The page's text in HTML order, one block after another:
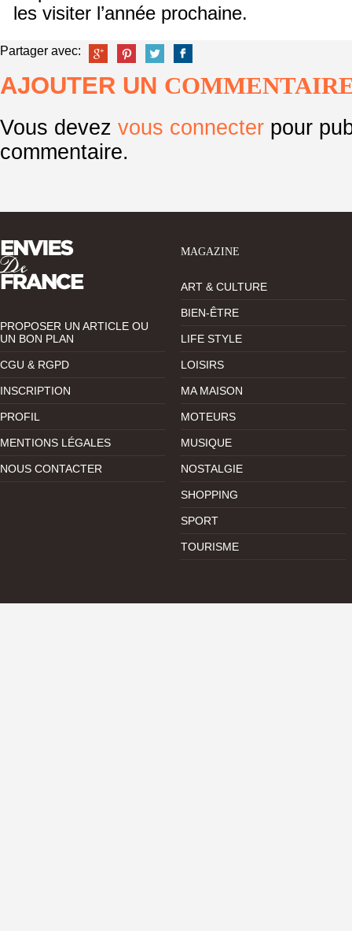
les visiter l’année prochaine.
Partager avec:
AJOUTER UN
Vous devez vous connecter pour
commentaire.
PROPOSER UN ARTICLE OU
UN BON PLAN
CGU & RGPD
INSCRIPTION
PROFIL
MENTIONS LÉGALES
NOUS CONTACTER
MAGAZINE
ART & CULTURE
BIEN-ÊTRE
LIFE STYLE
LOISIRS
MA MAISON
MOTEURS
MUSIQUE
NOSTALGIE
SHOPPING
SPORT
TOURISME